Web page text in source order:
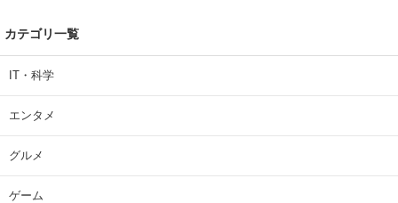
カテゴリ一覧
IT・科学
エンタメ
グルメ
ゲーム